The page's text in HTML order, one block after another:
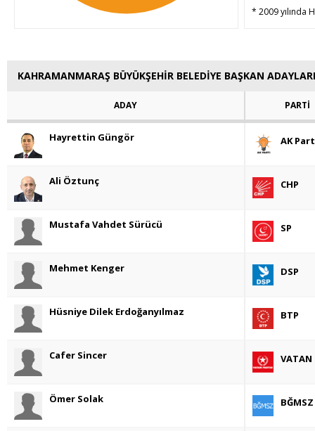
* 2009 yılında
KAHRAMANMARAŞ BÜYÜKŞEHİR BELEDİYE BAŞKAN ADAYLARI
ADAY PARTİ
Hayrettin Güngör AK
Ali Öztunç CHP
Mustafa Vahdet Sürücü SP
Mehmet Kenger DSP
Hüsniye Dilek Erdoğanyılmaz BTP
Cafer Sincer VATAN
Ömer Solak BĞMSZ